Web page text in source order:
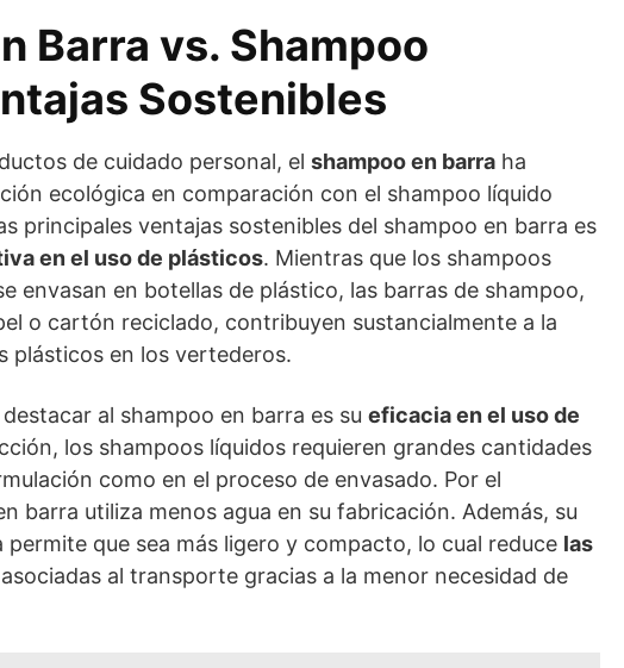
Barra vs. Shampoo
Sostenibles
de cuidado personal, el shampoo en barra ha
ecológica en comparación con el shampoo líquido
principales ventajas sostenibles del shampoo en barra es
en el uso de plásticos. Mientras que los shampoos
envasan en botellas de plástico, las barras de shampoo,
o cartón reciclado, contribuyen sustancialmente a la
plásticos en los vertederos.
al shampoo en barra es su eficacia en el uso de
los shampoos líquidos requieren grandes cantidades
como en el proceso de envasado. Por el
barra utiliza menos agua en su fabricación. Además, su
que sea más ligero y compacto, lo cual reduce las
asociadas al transporte gracias a la menor necesidad de